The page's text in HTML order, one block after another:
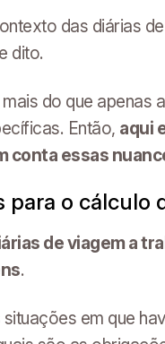
das diárias
dito.
do que
Então, aqui
conta essas
para o cálculo
de viagem a
.
em que